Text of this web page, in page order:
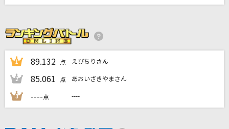
優しさ
愛のかたまり
KinKi Kids
[生音]ひまわりの約束
秦 基博
1 89.132 点 えびちりさん
2 85.061 点 あおいざきやまさん
3 ----点 ----